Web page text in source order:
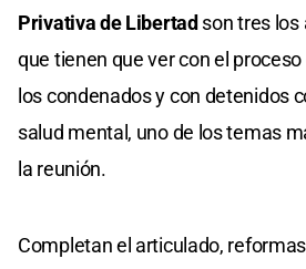
Privativa de Libertad son tres los
que tienen que ver con el
los condenados y con detenidos
salud mental, uno de los temas
la reunión.
Completan el articulado,